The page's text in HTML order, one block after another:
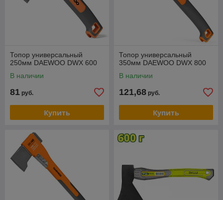
Топор универсальный
250мм DAEWOO DWX 600
В наличии
81 руб.
Купить
Топор универсальный
350мм DAEWOO DWX 800
В наличии
121,68 руб.
Купить